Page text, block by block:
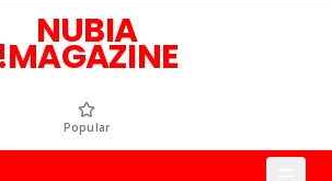
NUBIA
MAGAZINE!
Popular